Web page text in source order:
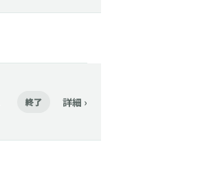
終了 詳細 ›